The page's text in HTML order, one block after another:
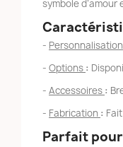
symbole
- Personnalisation
- Options :
- Accessoires :
- Fabrication :
Parfait